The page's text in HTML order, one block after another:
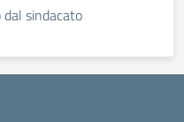
sindacato